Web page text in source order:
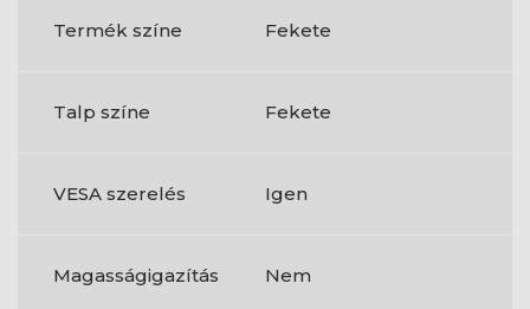
Termék színe Fekete
Talp színe Fekete
VESA szerelés Igen
Magasságigazítás Nem